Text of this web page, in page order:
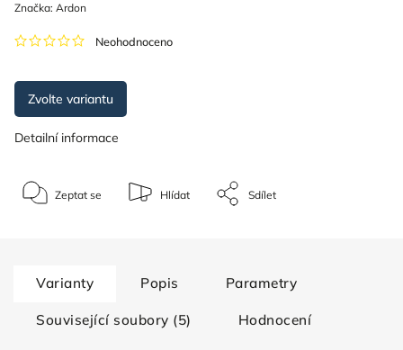
Neohodnoceno
Značka: Ardon
Zvolte variantu
Detailní informace
Zeptat se Hlídat Sdílet
Varianty Popis Parametry
Související soubory (5) Hodnocení